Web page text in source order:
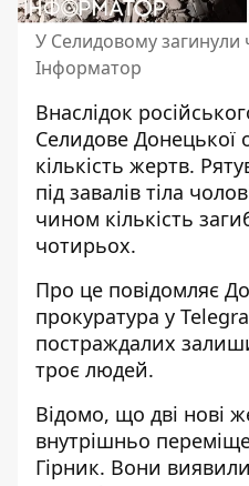
У Селидовому
Інформатор
Внаслідок
Селидове Донецької
кількість жертв.
під завалів тіла
чином кількість
чотирьох.
Про це повідомляє
прокуратура у
постраждалих
троє людей.
Відомо, що дві нові
внутрішньо
Гірник. Вони